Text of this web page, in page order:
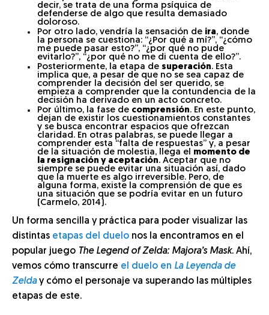
decir, se trata de una forma psíquica de
defenderse de algo que resulta demasiado
doloroso.
Por otro lado, vendría la sensación de ira, donde
la persona se cuestiona: “¿Por qué a mí?”, “¿cómo
me puede pasar esto?”, “¿por qué no pude
evitarlo?”, “¿por qué no me di cuenta de ello?”.
Posteriormente, la etapa de superación. Esta
implica que, a pesar de que no se sea capaz de
comprender la decisión del ser querido, se
empieza a comprender que la contundencia de la
decisión ha derivado en un acto concreto.
Por último, la fase de comprensión. En este punto,
dejan de existir los cuestionamientos constantes
y se busca encontrar espacios que ofrezcan
claridad. En otras palabras, se puede llegar a
comprender esta “falta de respuestas” y, a pesar
de la situación de molestia, llega el momento de
la resignación y aceptación. Aceptar que no
siempre se puede evitar una situación así, dado
que la muerte es algo irreversible. Pero, de
alguna forma, existe la comprensión de que es
una situación que se podría evitar en un futuro
(Carmelo, 2014).
Un forma sencilla y práctica para poder visualizar las
distintas etapas del duelo nos la encontramos en el
popular juego The Legend of Zelda: Majora’s Mask. Ahí,
vemos cómo transcurre el duelo en La Leyenda de
Zelda y cómo el personaje va superando las múltiples
etapas de este.